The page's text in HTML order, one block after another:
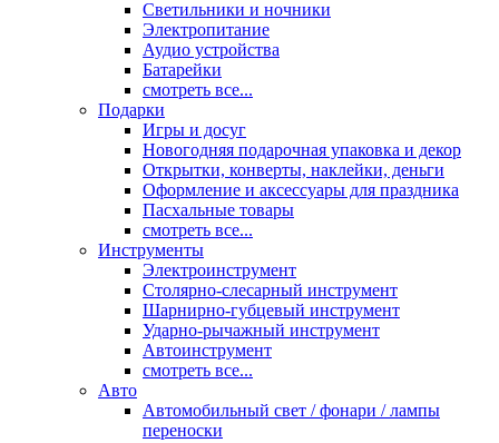
Светильники и ночники
Электропитание
Аудио устройства
Батарейки
смотреть все...
Подарки
Игры и досуг
Новогодняя подарочная упаковка и декор
Открытки, конверты, наклейки, деньги
Оформление и аксессуары для праздника
Пасхальные товары
смотреть все...
Инструменты
Электроинструмент
Столярно-слесарный инструмент
Шарнирно-губцевый инструмент
Ударно-рычажный инструмент
Автоинструмент
смотреть все...
Авто
Автомобильный свет / фонари / лампы
переноски